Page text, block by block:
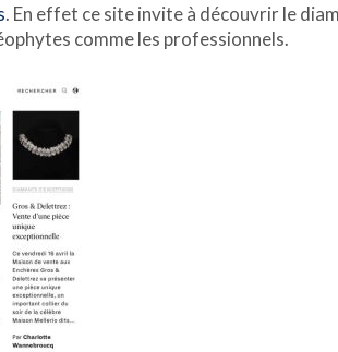
. En effet ce site invite à découvrir le
comme les professionnels.